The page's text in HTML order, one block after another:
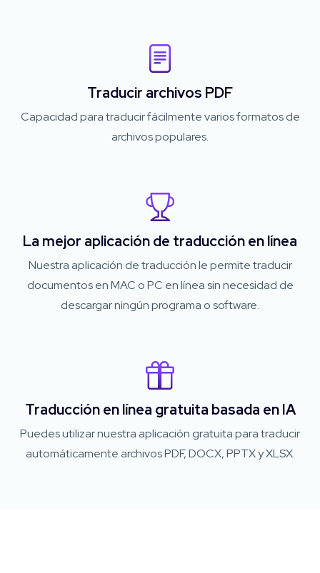
Traducir archivos PDF
Capacidad para traducir fácilmente varios formatos de
archivos populares.
La mejor aplicación de traducción en línea
Nuestra aplicación de traducción le permite traducir
documentos en MAC o PC en línea sin necesidad de
descargar ningún programa o software.
Traducción en línea gratuita basada en IA
Puedes utilizar nuestra aplicación gratuita para traducir
automáticamente archivos PDF, DOCX, PPTX y XLSX.